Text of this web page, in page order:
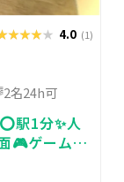
4.0 (1)
名24h可
駅1分✨人
🎮ゲーム♣
犯